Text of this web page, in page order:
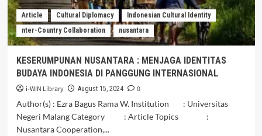
dan
Penegakan
Hukumnya
Article Cultural Diplomacy
Indonesian Cultural Identity
nter-Country Collaboration
nusantara
KESERUMPUNAN NUSANTARA : MENJAGA IDENTITAS
BUDAYA INDONESIA DI PANGGUNG INTERNASIONAL
i-WIN Library August 15, 2024
0
Author(s) : Ezra Bagus Rama W. Institution : Universitas
Negeri Malang Category : Article Topics :
Nusantara Cooperation,...